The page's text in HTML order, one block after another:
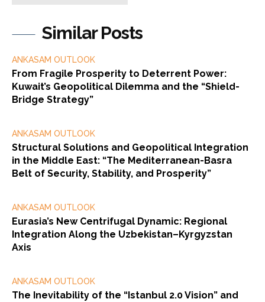
Similar Posts
ANKASAM OUTLOOK
From Fragile Prosperity to Deterrent Power:
Kuwait’s Geopolitical Dilemma and the “Shield-
Bridge Strategy”
ANKASAM OUTLOOK
Structural Solutions and Geopolitical Integration
in the Middle East: “The Mediterranean-Basra
Belt of Security, Stability, and Prosperity”
ANKASAM OUTLOOK
Eurasia’s New Centrifugal Dynamic: Regional
Integration Along the Uzbekistan–Kyrgyzstan
Axis
ANKASAM OUTLOOK
The Inevitability of the “Istanbul 2.0 Vision” and